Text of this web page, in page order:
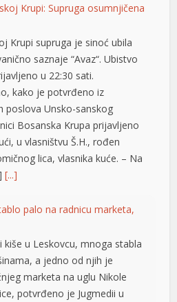
Krupi: Supruga osumnjičena
Krupi supruga je sinoć ubila
saznaje “Avaz“. Ubistvo
u 22:30 sati.
kako je potvrđeno iz
poslova Unsko-sanskog
Bosanska Krupa prijavljeno
u vlasništvu Š.H., rođen
lica, vlasnika kuće. – Na
[...]
palo na radnicu marketa,
u Leskovcu, mnoga stabla
a jedno od njih je
marketa na uglu Nikole
potvrđeno je Jugmedii u